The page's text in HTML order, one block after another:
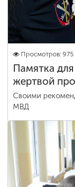
Просмотров: 975
Памятка для
жертвой
Своими
МВД